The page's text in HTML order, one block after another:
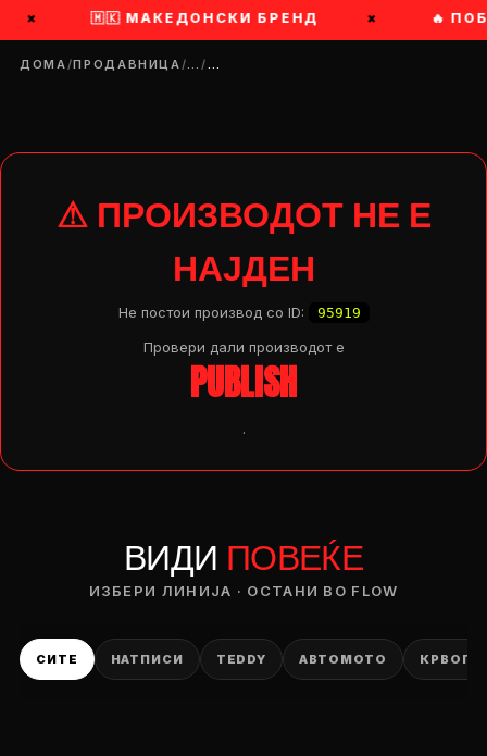
× 🇲🇰 МАКЕДОНСКИ БРЕНД × 🔥
ДОМА/ПРОДАВНИЦА/…/…
⚠ ПРОИЗВОДОТ НЕ Е
НАЈДЕН
Не постои производ со ID: 95919
Провери дали производот e
PUBLISH
.
ВИДИ ПОВЕЌЕ
ИЗБЕРИ ЛИНИЈА · ОСТАНИ ВО FLOW
СИТЕ НАТПИСИ TEDDY АВТОМОТО